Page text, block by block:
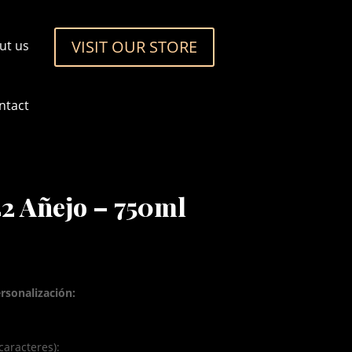
us VISIT OUR STORE
Añejo – 750ml